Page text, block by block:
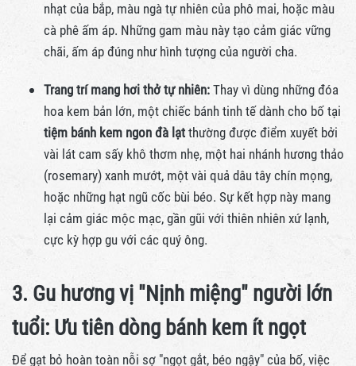
nhạt của bắp, màu ngà tự nhiên của phô mai, hoặc màu
cà phê ấm áp. Những gam màu này tạo cảm giác vững
chãi, ấm áp đúng như hình tượng của người cha.
Trang trí mang hơi thở tự nhiên: Thay vì dùng những đóa
hoa kem bản lớn, một chiếc bánh tinh tế dành cho bố tại
tiệm bánh kem ngon đà lạt thường được điểm xuyết bởi
vài lát cam sấy khô thơm nhẹ, một hai nhánh hương thảo
(rosemary) xanh mướt, một vài quả dâu tây chín mọng,
hoặc những hạt ngũ cốc bùi béo. Sự kết hợp này mang
lại cảm giác mộc mạc, gần gũi với thiên nhiên xứ lạnh,
cực kỳ hợp gu với các quý ông.
3. Gu hương vị "Nịnh miệng" người lớn
tuổi: Ưu tiên dòng bánh kem ít ngọt
Để gạt bỏ hoàn toàn nỗi sợ "ngọt gắt, béo ngậy" của bố, việc